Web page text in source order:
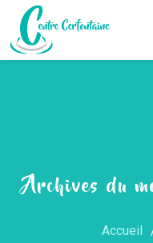
Archives du
Accueil